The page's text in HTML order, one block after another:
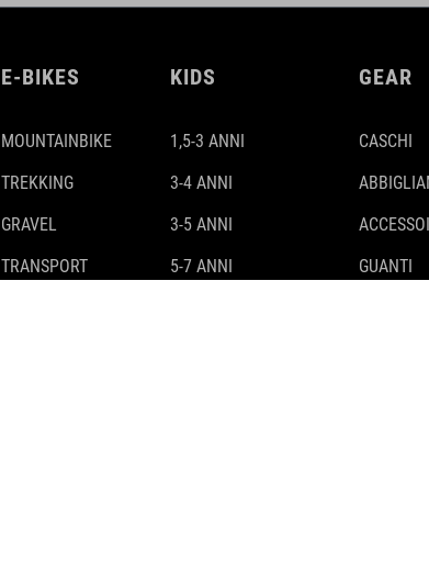
E-BIKES
MOUNTAINBIKE
TREKKING
GRAVEL
TRANSPORT
KIDS
1,5-3 ANNI
3-4 ANNI
3-5 ANNI
5-7 ANNI
GEAR
CASCHI
GUANTI